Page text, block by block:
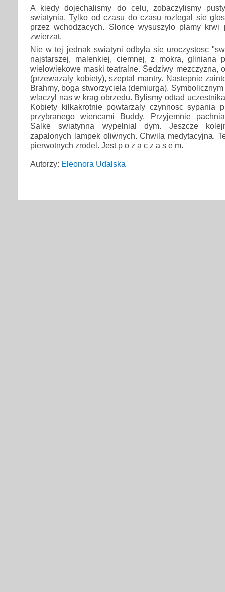
A kiedy dojechalismy do celu, zobaczylismy
swiatynia. Tylko od czasu do czasu rozlegal sie
przez wchodzacych. Slonce wysuszylo plamy krwi
zwierzat.
Nie w tej jednak swiatyni odbyla sie uroczystosc
najstarszej, malenkiej, ciemnej, z mokra, gliniana
wielowiekowe maski teatralne. Sedziwy mezczyzna,
(przewazaly kobiety), szeptal mantry. Nastepnie
Brahmy, boga stworzyciela (demiurga).
wlaczyl nas w krag obrzedu. Bylismy odtad
Kobiety kilkakrotnie powtarzaly czynnosc sypania
przybranego wiencami Buddy. Przyjemnie
Salke swiatynna wypelnial dym. Jeszcze
zapalonych lampek oliwnych. Chwila medytacyjna.
pierwotnych zrodel. Jest p o z a c z a s e m.
Autorzy: Eleonora Udalska